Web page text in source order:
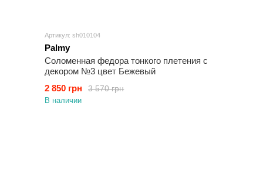
Артикул: sh010104
Palmy
Соломенная федора тонкого плетения с
декором №3 цвет Бежевый
3 570 грн
2 850 грн
В наличии